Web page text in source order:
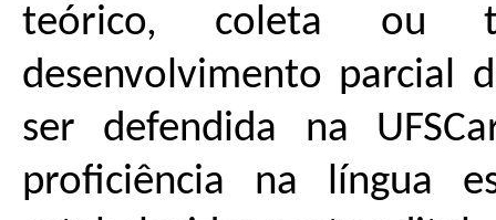
teórico, coleta ou
desenvolvimento parcial
ser defendida na
proficiência na língua